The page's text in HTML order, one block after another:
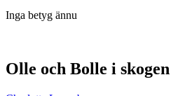
Inga betyg ännu
Olle och Bolle i skogen